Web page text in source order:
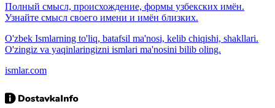
Полный смысл, происхождение, формы узбекских имён.
Узнайте смысл своего имени и имён близких.
O'zbek Ismlarning to'liq, batafsil ma'nosi, kelib chiqishi, shakllari.
O'zingiz va yaqinlaringizni ismlari ma'nosini bilib oling.
ismlar.com